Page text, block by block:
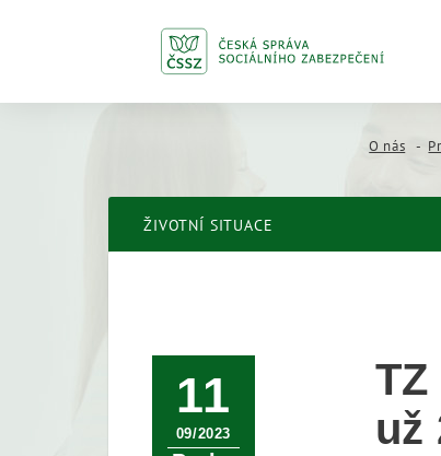
O nás
ŽIVOTNÍ SITUACE
11
09/2023
už